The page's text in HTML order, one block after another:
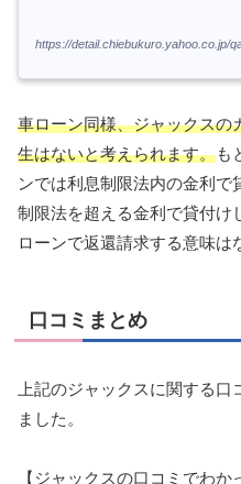
https://detail.chiebukuro.yahoo.co.jp/
車ローン同様、ジャックスの
生はないと考えられます。も
ンでは利息制限法内の金利で
制限法を超える金利で貸付け
ローンで返還請求する意味は
口コミまとめ
上記のジャックスに関する
ました。
【ジャックスの口コミでわか